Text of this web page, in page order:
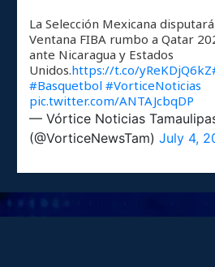
La Selección Mexicana
Ventana FIBA rumbo a Qatar
ante Nicaragua y Estados
Unidos.https://t.co/yReKDjQ6kZ
#Basquetbol #VorticeNoticias
pic.twitter.com/ANTAJcbqDP
— Vórtice Noticias
(@VorticeNewsTam)July 4,